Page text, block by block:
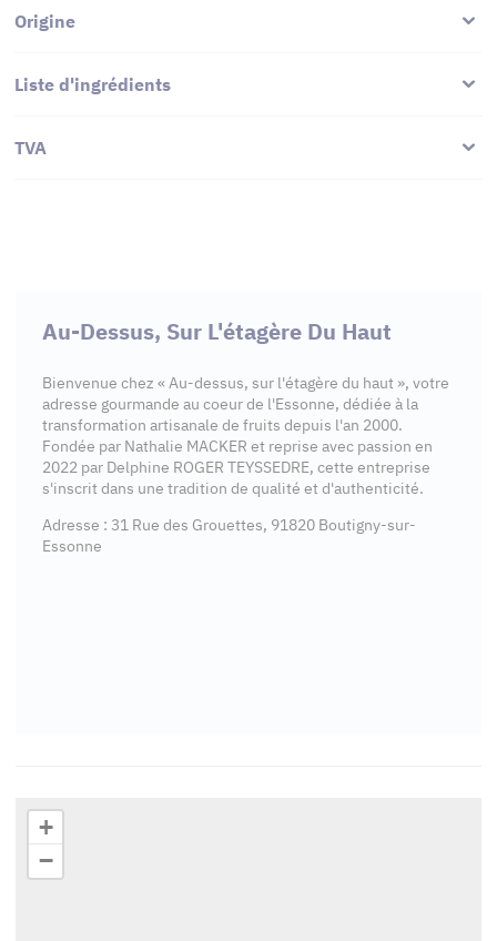
Origine
Liste d'ingrédients
TVA
Au-Dessus, Sur L'étagère Du Haut
Bienvenue chez « Au-dessus, sur l'étagère du haut », votre
adresse gourmande au coeur de l'Essonne, dédiée à la
transformation artisanale de fruits depuis l'an 2000.
Fondée par Nathalie MACKER et reprise avec passion en
2022 par Delphine ROGER TEYSSEDRE, cette entreprise
s'inscrit dans une tradition de qualité et d'authenticité.
Adresse : 31 Rue des Grouettes, 91820 Boutigny-sur-
Essonne
+
−